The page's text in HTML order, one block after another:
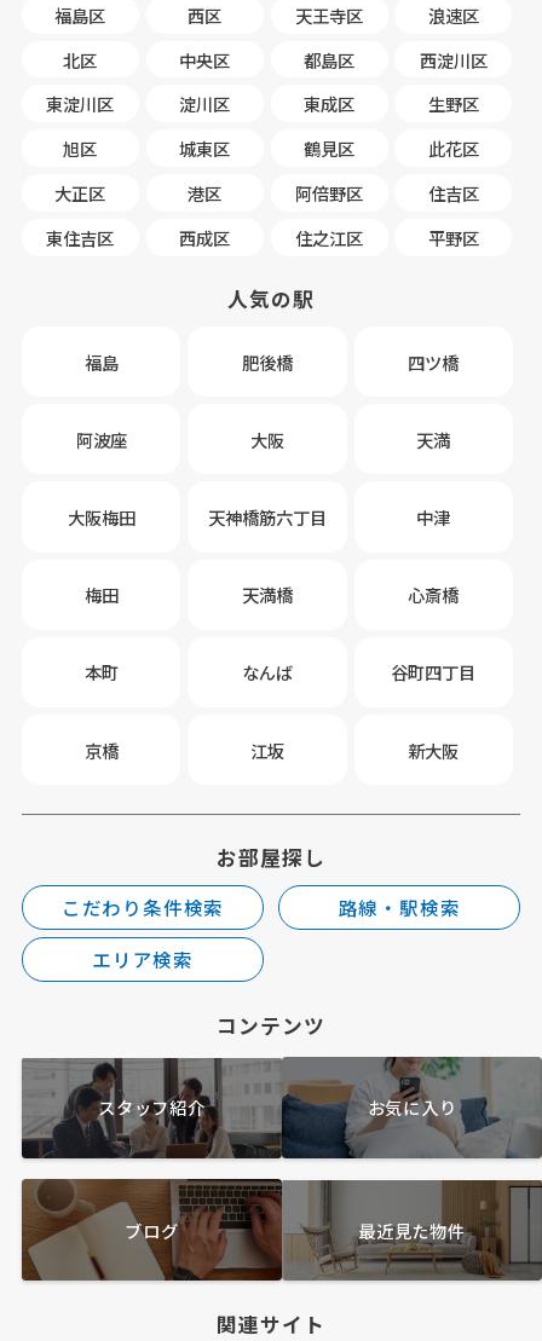
福島区 西区 天王寺区
浪速区
北区
中央区 都島区
西淀川区
東淀川区
淀川区 東成区
生野区
旭区
城東区 鶴見区
此花区
大正区
港区 阿倍野区
住吉区
東住吉区
西成区 住之江区 平野区
人気の駅
福島 肥後橋 四ツ橋
阿波座 大阪 天満
大阪梅田 天神橋筋六丁目 中津
梅田 天満橋 心斎橋
本町 なんば 谷町四丁目
京橋 江坂 新大阪
お部屋探し
こだわり条件検索
路線・駅検索
エリア検索
コンテンツ
スタッフ紹介 お気に入り
ブログ 最近見た物件
関連サイト